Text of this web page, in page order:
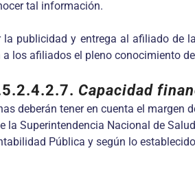
tal información.
la publicidad y entrega al afiliado de
a los afiliados el pleno conocimiento
Capacidad
deberán tener en cuenta el margen
la Superintendencia Nacional de
Pública y según lo